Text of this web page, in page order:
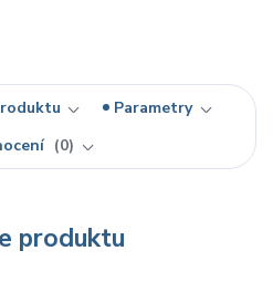
Parametry
0
produktu